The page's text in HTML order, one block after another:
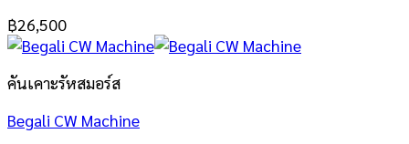
฿26,500
คันเคาะรัหสมอร์ส
Begali CW Machine